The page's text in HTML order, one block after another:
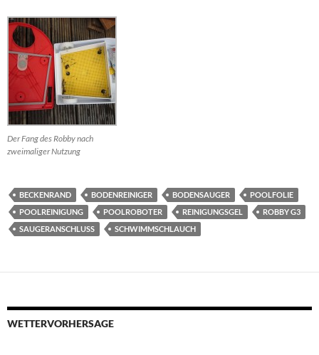
Der Fang des Robby nach
zweimaliger Nutzung
BECKENRAND BODENREINIGER BODENSAUGER
POOLFOLIE
POOLREINIGUNG
POOLROBOTER REINIGUNGSGEL
ROBBY G3
SAUGERANSCHLUSS
SCHWIMMSCHLAUCH
WETTERVORHERSAGE